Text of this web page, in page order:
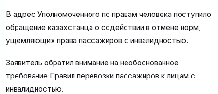
В адрес Уполномоченного по правам человека поступило
обращение казахстанца о содействии в отмене норм,
ущемляющих права пассажиров с инвалидностью.
Заявитель обратил внимание на необоснованное
требование Правил перевозки пассажиров к лицам с
инвалидностью.